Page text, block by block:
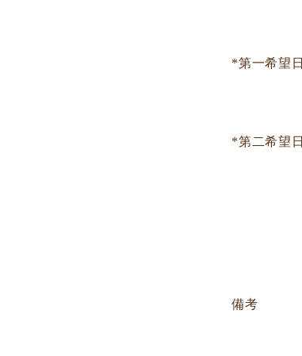
*第一希望日
*第二希望日
備考